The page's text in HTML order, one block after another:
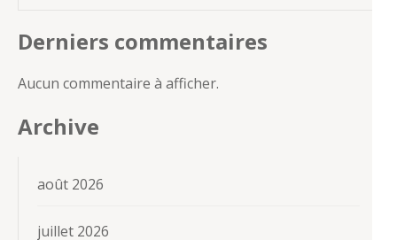
Derniers commentaires
Aucun commentaire à afficher.
Archive
août 2026
juillet 2026